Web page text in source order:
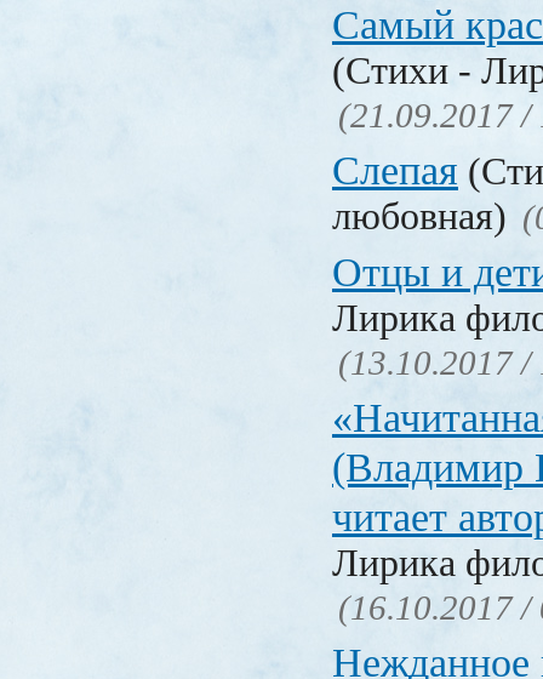
Самый
(Стихи -
(21.09.2017 /
Слепая
любовная)
Отцы и
Лирика
(13.10.2017 /
(Владимир
читает
Лирика
(16.10.2017 /
Нежданное